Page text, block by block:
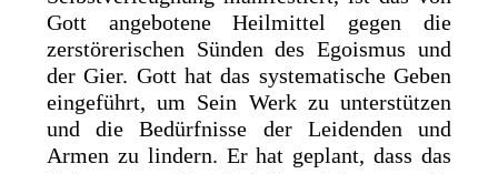
Gott angebotene Heilmittel gegen die
zerstörerischen Sünden des Egoismus und
der Gier. Gott hat das systematische Geben
eingeführt, um Sein Werk zu unterstützen
und die Bedürfnisse der Leidenden und
Armen zu lindern. Er hat geplant, dass das